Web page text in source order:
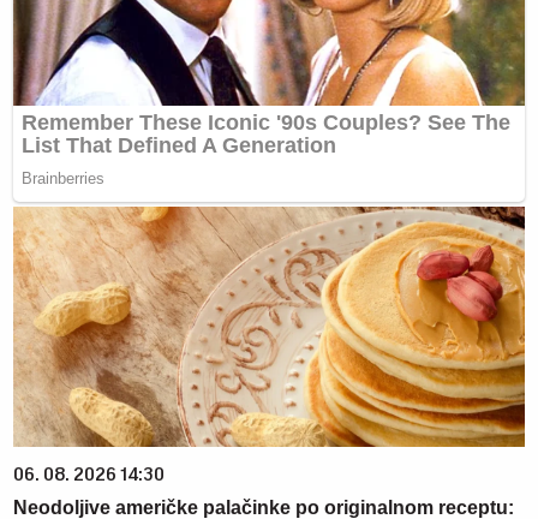
06. 08. 2026 14:30
Neodoljive američke palačinke po originalnom receptu: